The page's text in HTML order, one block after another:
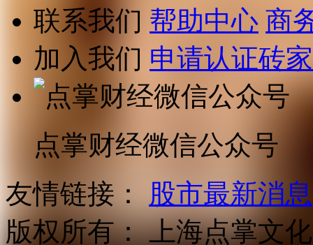
联系我们 帮助中心 商
加入我们 申请认证砖家
点掌财经微信公众号
友情链接：
股市最新消息
版权所有： 上海点掌文